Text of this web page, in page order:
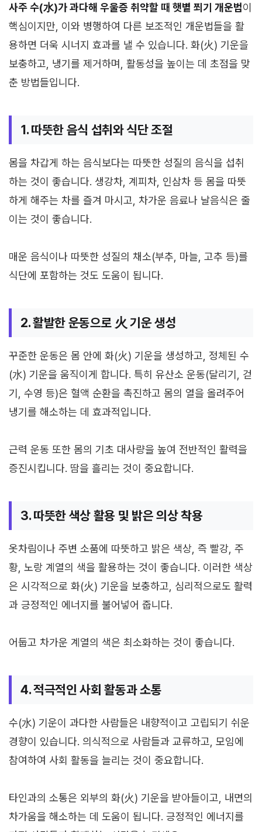
사주 수(水)가 과다해 우울증 취약할 때 햇볕 쬐기 개운법이
핵심이지만, 이와 병행하여 다른 보조적인 개운법들을 활
용하면 더욱 시너지 효과를 낼 수 있습니다. 화(火) 기운을
보충하고, 냉기를 제거하며, 활동성을 높이는 데 초점을 맞
춘 방법들입니다.
1. 따뜻한 음식 섭취와 식단 조절
몸을 차갑게 하는 음식보다는 따뜻한 성질의 음식을 섭취
하는 것이 좋습니다. 생강차, 계피차, 인삼차 등 몸을 따뜻
하게 해주는 차를 즐겨 마시고, 차가운 음료나 날음식은 줄
이는 것이 좋습니다.
매운 음식이나 따뜻한 성질의 채소(부추, 마늘, 고추 등)를
식단에 포함하는 것도 도움이 됩니다.
2. 활발한 운동으로 火 기운 생성
꾸준한 운동은 몸 안에 화(火) 기운을 생성하고, 정체된 수
(水) 기운을 움직이게 합니다. 특히 유산소 운동(달리기, 걷
기, 수영 등)은 혈액 순환을 촉진하고 몸의 열을 올려주어
냉기를 해소하는 데 효과적입니다.
근력 운동 또한 몸의 기초 대사량을 높여 전반적인 활력을
증진시킵니다. 땀을 흘리는 것이 중요합니다.
3. 따뜻한 색상 활용 및 밝은 의상 착용
옷차림이나 주변 소품에 따뜻하고 밝은 색상, 즉 빨강, 주
황, 노랑 계열의 색을 활용하는 것이 좋습니다. 이러한 색상
은 시각적으로 화(火) 기운을 보충하고, 심리적으로도 활력
과 긍정적인 에너지를 불어넣어 줍니다.
어둡고 차가운 계열의 색은 최소화하는 것이 좋습니다.
4. 적극적인 사회 활동과 소통
수(水) 기운이 과다한 사람들은 내향적이고 고립되기 쉬운
경향이 있습니다. 의식적으로 사람들과 교류하고, 모임에
참여하여 사회 활동을 늘리는 것이 중요합니다.
타인과의 소통은 외부의 화(火) 기운을 받아들이고, 내면의
차가움을 해소하는 데 도움이 됩니다. 긍정적인 에너지를